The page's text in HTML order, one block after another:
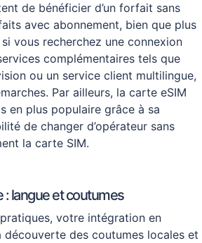
de bénéficier d’un forfait sans
avec abonnement, bien que plus
vous recherchez une connexion
complémentaires tels que
ou un service client multilingue,
Par ailleurs, la carte eSIM
en plus populaire grâce à sa
de changer d’opérateur sans
la carte SIM.
: langue et coutumes
votre intégration en
découverte des coutumes locales et